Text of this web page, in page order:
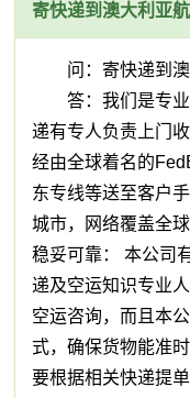
寄快递到澳大利亚
问：寄快递到澳
答：我们是专业
递有专人负责上门
经由全球着名的
东专线等送至客户
城市，网络覆盖全
稳妥可靠： 本公司
递及空运知识专业
空运咨询，而且本
式，确保货物能准
要根据相关快递提